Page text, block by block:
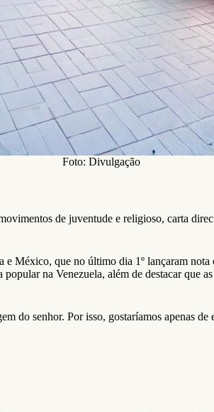
Foto: Divulgação
de juventude e religioso, carta
México, que no último dia 1º lançaram
na Venezuela, além de destacar que
do senhor. Por isso, gostaríamos apenas